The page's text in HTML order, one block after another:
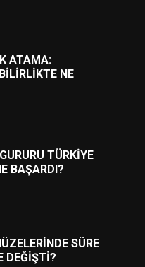
ATAMA:
NE
TÜRKİYE
BAŞARDI?
SÜRE
DEĞİŞTİ?